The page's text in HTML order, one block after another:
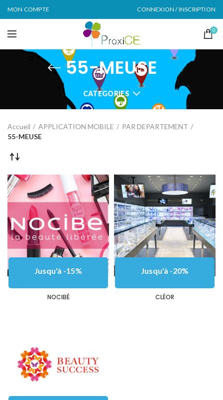
MON COMPTE CONNEXION / INSCRIPTION
0
55-MEUSE
CATEGORIES
Accueil APPLICATION MOBILE
PAR DEPARTEMENT
55-MEUSE
Jusqu'à -15%
NOCIBÉ
Jusqu'à -20%
CLÉOR